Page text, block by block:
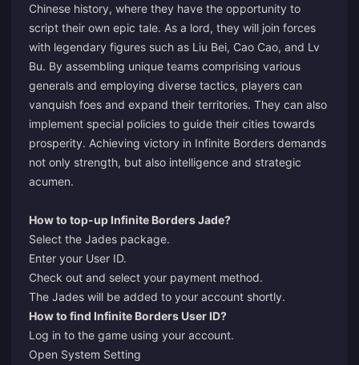
Chinese history, where they have the opportunity to
script their own epic tale. As a lord, they will join forces
with legendary figures such as Liu Bei, Cao Cao, and Lv
Bu. By assembling unique teams comprising various
generals and employing diverse tactics, players can
vanquish foes and expand their territories. They can also
implement special policies to guide their cities towards
prosperity. Achieving victory in Infinite Borders demands
not only strength, but also intelligence and strategic
acumen.
How to top-up Infinite Borders Jade?
Select the Jades package.
Enter your User ID.
Check out and select your payment method.
The Jades will be added to your account shortly.
How to find Infinite Borders User ID?
Log in to the game using your account.
Open System Setting